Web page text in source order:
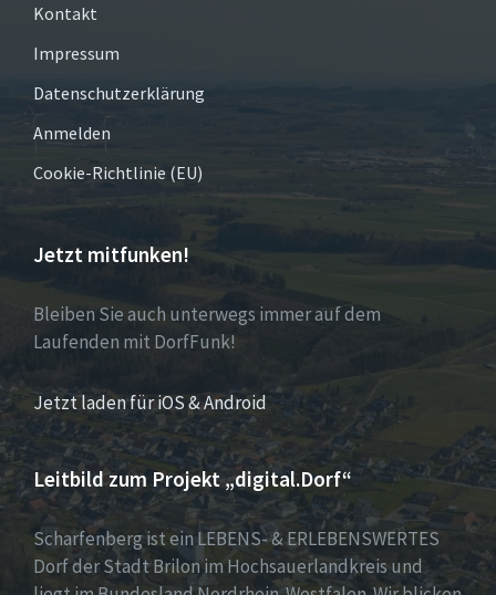
Kontakt
Impressum
Datenschutzerklärung
Anmelden
Cookie-Richtlinie (EU)
Jetzt mitfunken!
Bleiben Sie auch unterwegs immer auf dem
Laufenden mit DorfFunk!
Jetzt laden für iOS & Android
Leitbild zum Projekt „digital.Dorf“
Scharfenberg ist ein LEBENS- & ERLEBENSWERTES
Dorf der Stadt Brilon im Hochsauerlandkreis und